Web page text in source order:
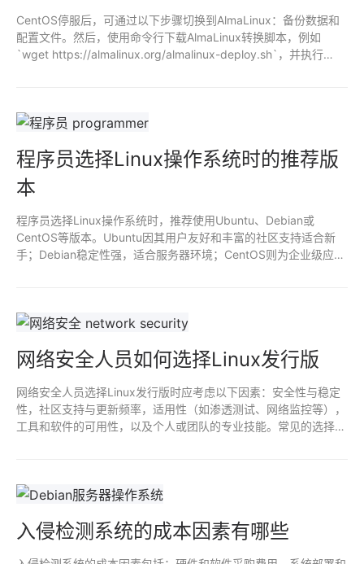
CentOS停服后，可通过以下步骤切换到AlmaLinux：备份数据和
配置文件。然后，使用命令行下载AlmaLinux转换脚本，例如
`wget https://almalinux.org/almalinux-deploy.sh`，并执行
程序员选择Linux操作系统时的推荐版
本
程序员选择Linux操作系统时，推荐使用Ubuntu、Debian或
CentOS等版本。Ubuntu因其用户友好和丰富的社区支持适合新
手；Debian稳定性强，适合服务器环境；CentOS则为企业级应用
网络安全人员如何选择Linux发行版
网络安全人员选择Linux发行版时应考虑以下因素：安全性与稳定
性，社区支持与更新频率，适用性（如渗透测试、网络监控等），
工具和软件的可用性，以及个人或团队的专业技能。常见的选择包
入侵检测系统的成本因素有哪些